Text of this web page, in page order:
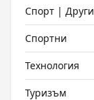
Спорт | Други
Спортни
Технология
Туризъм